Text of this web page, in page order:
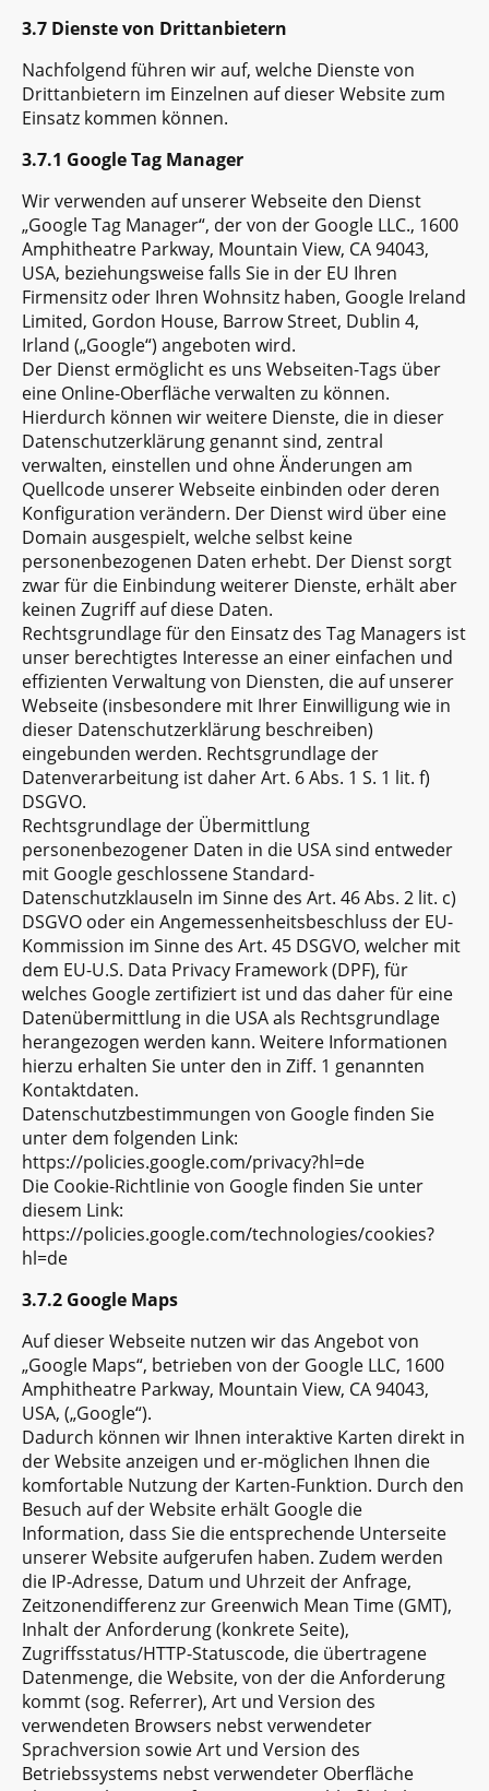
3.7 Dienste von Drittanbietern
Nachfolgend führen wir auf, welche Dienste von
Drittanbietern im Einzelnen auf dieser Website zum
Einsatz kommen können.
3.7.1 Google Tag Manager
Wir verwenden auf unserer Webseite den Dienst
„Google Tag Manager“, der von der Google LLC., 1600
Amphitheatre Parkway, Mountain View, CA 94043,
USA, beziehungsweise falls Sie in der EU Ihren
Firmensitz oder Ihren Wohnsitz haben, Google Ireland
Limited, Gordon House, Barrow Street, Dublin 4,
Irland („Google“) angeboten wird.
Der Dienst ermöglicht es uns Webseiten-Tags über
eine Online-Oberfläche verwalten zu können.
Hierdurch können wir weitere Dienste, die in dieser
Datenschutzerklärung genannt sind, zentral
verwalten, einstellen und ohne Änderungen am
Quellcode unserer Webseite einbinden oder deren
Konfiguration verändern. Der Dienst wird über eine
Domain ausgespielt, welche selbst keine
personenbezogenen Daten erhebt. Der Dienst sorgt
zwar für die Einbindung weiterer Dienste, erhält aber
keinen Zugriff auf diese Daten.
Rechtsgrundlage für den Einsatz des Tag Managers ist
unser berechtigtes Interesse an einer einfachen und
effizienten Verwaltung von Diensten, die auf unserer
Webseite (insbesondere mit Ihrer Einwilligung wie in
dieser Datenschutzerklärung beschreiben)
eingebunden werden. Rechtsgrundlage der
Datenverarbeitung ist daher Art. 6 Abs. 1 S. 1 lit. f)
DSGVO.
Rechtsgrundlage der Übermittlung
personenbezogener Daten in die USA sind entweder
mit Google geschlossene Standard-
Datenschutzklauseln im Sinne des Art. 46 Abs. 2 lit. c)
DSGVO oder ein Angemessenheitsbeschluss der EU-
Kommission im Sinne des Art. 45 DSGVO, welcher mit
dem EU-U.S. Data Privacy Framework (DPF), für
welches Google zertifiziert ist und das daher für eine
Datenübermittlung in die USA als Rechtsgrundlage
herangezogen werden kann. Weitere Informationen
hierzu erhalten Sie unter den in Ziff. 1 genannten
Kontaktdaten.
Datenschutzbestimmungen von Google finden Sie
unter dem folgenden Link:
https://policies.google.com/privacy?hl=de
Die Cookie-Richtlinie von Google finden Sie unter
diesem Link:
https://policies.google.com/technologies/cookies?
hl=de
3.7.2 Google Maps
Auf dieser Webseite nutzen wir das Angebot von
„Google Maps“, betrieben von der Google LLC, 1600
Amphitheatre Parkway, Mountain View, CA 94043,
USA, („Google“).
Dadurch können wir Ihnen interaktive Karten direkt in
der Website anzeigen und er-möglichen Ihnen die
komfortable Nutzung der Karten-Funktion. Durch den
Besuch auf der Website erhält Google die
Information, dass Sie die entsprechende Unterseite
unserer Website aufgerufen haben. Zudem werden
die IP-Adresse, Datum und Uhrzeit der Anfrage,
Zeitzonendifferenz zur Greenwich Mean Time (GMT),
Inhalt der Anforderung (konkrete Seite),
Zugriffsstatus/HTTP-Statuscode, die übertragene
Datenmenge, die Website, von der die Anforderung
kommt (sog. Referrer), Art und Version des
verwendeten Browsers nebst verwendeter
Sprachversion sowie Art und Version des
Betriebssystems nebst verwendeter Oberfläche